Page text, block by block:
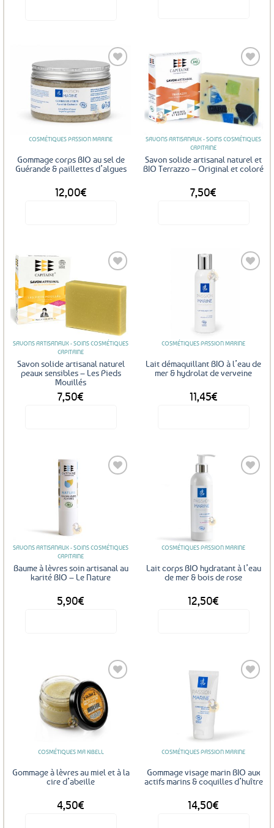
plusieurs
variations.
options
peuvent
choisies
sur
la
Ajouter
aux
favoris
COSMÉTIQUES PASSION MARINE
Gommage corps BIO au sel de
Guérande & paillettes d’algues
12,00€
Ajouter
aux
favoris
SAVONS ARTISANAUX - SOINS COSMÉTIQUES
CAPITAINE
Savon solide artisanal naturel et
BIO Terrazzo – Original et coloré
7,50€
SAVONS ARTISANAUX - SOINS COSMÉTIQUES
CAPITAINE
Savon solide artisanal naturel
peaux sensibles – Les Pieds
Mouillés
7,50€
COSMÉTIQUES PASSION MARINE
Lait démaquillant BIO à l’eau de
mer & hydrolat de verveine
11,45€
SAVONS ARTISANAUX - SOINS COSMÉTIQUES
CAPITAINE
Baume à lèvres soin artisanal au
karité BIO – Le Nature
5,90€
COSMÉTIQUES PASSION MARINE
Lait corps BIO hydratant à l’eau
de mer & bois de rose
12,50€
Ajouter
aux
favoris
COSMÉTIQUES MA KIBELL
Gommage à lèvres au miel et à la
cire d’abeille
4,50€
COSMÉTIQUES PASSION MARINE
Gommage visage marin BIO aux
actifs marins & coquilles d’huître
14,50€